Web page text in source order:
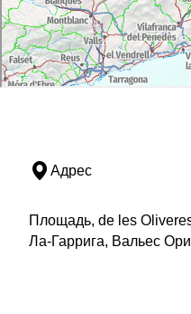
Адрес
Площадь, de les
Ла-Гаррига, Вальес